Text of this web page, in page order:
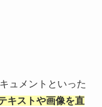
ュメントといった
キストや画像を直